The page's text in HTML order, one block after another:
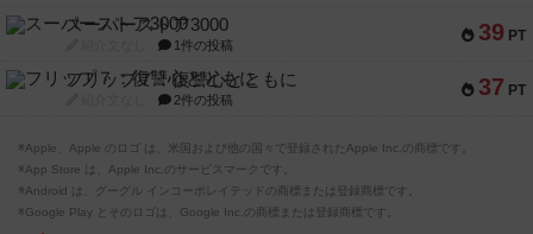
39 PT
スーパーストア3000
1件の投稿
37 PT
フリップ７：復讐心とともに
2件の投稿
※Apple、Apple のロゴ は、米国および他の国々で登録されたApple Inc.の商標です。
※App Store は、Apple Inc.のサービスマークです。
※Android は、グーグル インコーポレイテッドの商標または登録商標です。
※Google Play とそのロゴは、Google Inc.の商標または登録商標です。